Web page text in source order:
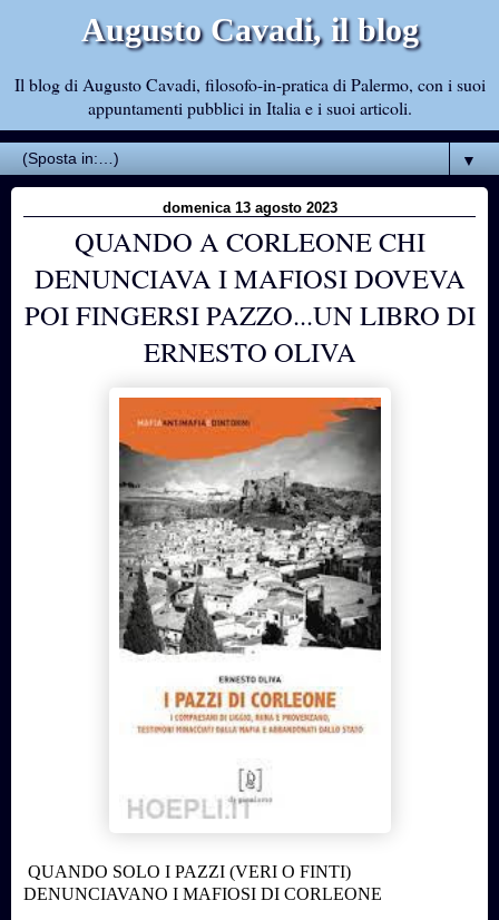
Augusto Cavadi, il blog
Il blog di Augusto Cavadi, filosofo-in-pratica di Palermo, con i suoi
appuntamenti pubblici in Italia e i suoi articoli.
▼
domenica 13 agosto 2023
QUANDO A CORLEONE CHI
DENUNCIAVA I MAFIOSI DOVEVA
POI FINGERSI PAZZO...UN LIBRO DI
ERNESTO OLIVA
QUANDO SOLO I PAZZI (VERI O FINTI)
DENUNCIAVANO I MAFIOSI DI CORLEONE